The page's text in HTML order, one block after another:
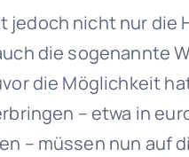
jedoch nicht nur die
die sogenannte
die Möglichkeit
– etwa in
– müssen nun auf